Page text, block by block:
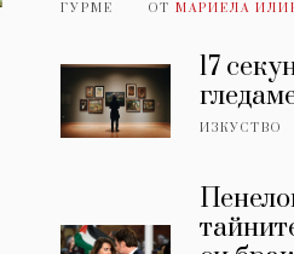
ГУРМЕ ОТ МАРИЕЛА
17
ИЗКУСТВО